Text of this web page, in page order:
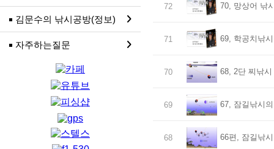
김문수의 낚시공방(정보)
자주하는질문
72 70, 망상어 낚
71 69, 학공치낚시
70 68, 2단 찌낚시
69 67, 잠길낚시
68 66편, 잠길낚시